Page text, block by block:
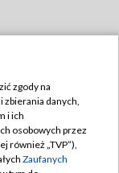
zgody na
zbierania danych,
i ich
osobowych przez
również „TVP”),
Zaufanych